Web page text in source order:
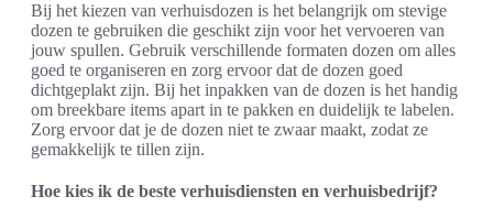
Bij het kiezen van verhuisdozen is het belangrijk om stevige
dozen te gebruiken die geschikt zijn voor het vervoeren van
jouw spullen. Gebruik verschillende formaten dozen om alles
goed te organiseren en zorg ervoor dat de dozen goed
dichtgeplakt zijn. Bij het inpakken van de dozen is het handig
om breekbare items apart in te pakken en duidelijk te labelen.
Zorg ervoor dat je de dozen niet te zwaar maakt, zodat ze
gemakkelijk te tillen zijn.
Hoe kies ik de beste verhuisdiensten en verhuisbedrijf?